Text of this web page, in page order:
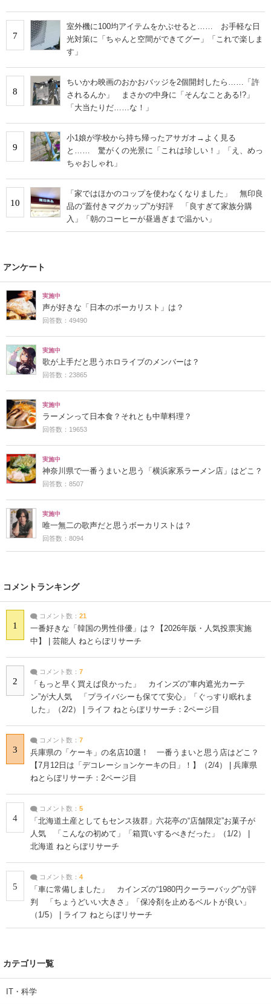
7
室外機に100均アイテムをかぶせると…… お手軽な日
光対策に「ちゃんと空間ができてグー」「これで楽しま
す」
8
ちいかわ映画のおかおバッジを2個開封したら……「許
されるんか」 まさかの中身に「そんなことある!?」
「大当たりだ……な！」
9
小1娘が学校から持ち帰ったアサガオ→よく見る
と…… 驚がくの光景に「これは珍しい！」「え、めっ
ちゃおしゃれ」
10
「家ではほかのコップを使わなくなりました」 無印良
品の“蓋付きマグカップ”が好評 「良すぎて家族分購
入」「朝のコーヒーが昼過ぎまで温かい」
アンケート
実施中
声が好きな「日本のボーカリスト」は？
回答数：49490
実施中
歌が上手だと思うホロライブのメンバーは？
回答数：23865
実施中
ラーメンって日本食？それとも中華料理？
回答数：19653
実施中
神奈川県で一番うまいと思う「横浜家系ラーメン店」はどこ？
回答数：8507
実施中
唯一無二の歌声だと思うボーカリストは？
回答数：8094
コメントランキング
1
コメント数： 21
一番好きな「韓国の男性俳優」は？【2026年版・人気投票実施
中】 | 芸能人 ねとらぼリサーチ
2
コメント数： 7
「もっと早く買えば良かった」 カインズの“車内遮光カーテ
ン”が大人気 「プライバシーも保てて安心」「ぐっすり眠れま
した」（2/2） | ライフ ねとらぼリサーチ：2ページ目
3
コメント数： 7
兵庫県の「ケーキ」の名店10選！ 一番うまいと思う店はどこ？
【7月12日は「デコレーションケーキの日」！】（2/4） | 兵庫県
ねとらぼリサーチ：2ページ目
4
コメント数： 5
「北海道土産としてもセンス抜群」六花亭の“店舗限定”お菓子が
人気 「こんなの初めて」「箱買いするべきだった」（1/2） |
北海道 ねとらぼリサーチ
5
コメント数： 4
「車に常備しました」 カインズの“1980円クーラーバッグ”が評
判 「ちょうどいい大きさ」「保冷剤を止めるベルトが良い」
（1/5） | ライフ ねとらぼリサーチ
カテゴリ一覧
IT・科学